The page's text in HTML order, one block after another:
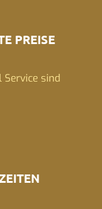
PREISE
sind